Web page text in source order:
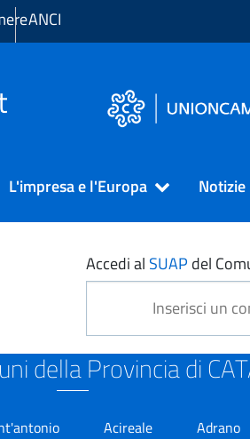
ANCI
L'impresa e l'Europa Notizie
Accedi al SUAP del
della Provincia di
Acireale Adrano